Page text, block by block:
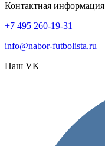
Контактная информация
+7 495 260-19-31
info@nabor-futbolista.ru
Наш VK